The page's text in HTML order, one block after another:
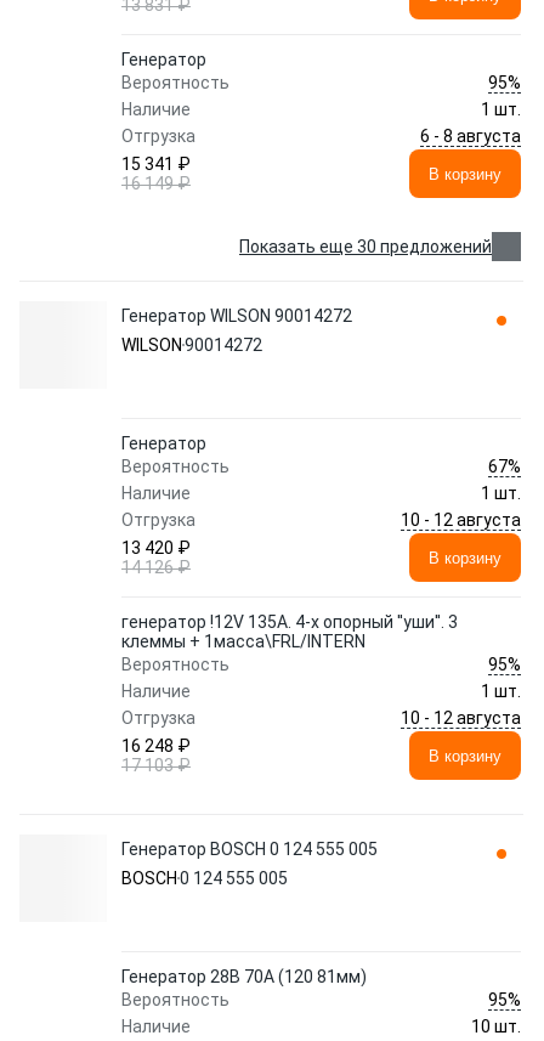
13 831 ₽
Генератор
Вероятность
95%
Наличие
1 шт.
Отгрузка
6 - 8 августа
15 341 ₽
16 149 ₽
В корзину
Показать еще 30 предложений
Генератор WILSON 90014272
WILSON 90014272
Генератор
Вероятность
67%
Наличие
1 шт.
Отгрузка
10 - 12 августа
13 420 ₽
14 126 ₽
В корзину
генератор !12V 135A. 4-х опорный ''уши''. 3
клеммы + 1масса\FRL/INTERN
Вероятность
95%
Наличие
1 шт.
Отгрузка
10 - 12 августа
16 248 ₽
17 103 ₽
В корзину
Генератор BOSCH 0 124 555 005
BOSCH 0 124 555 005
Генератор 28В 70A (120 81мм)
Вероятность
95%
Наличие
10 шт.